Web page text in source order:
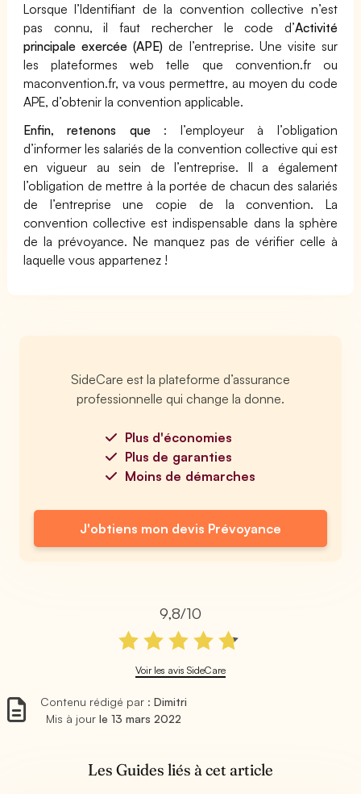
Lorsque l’Identifiant de la convention collective n’est
pas connu, il faut rechercher le code d’Activité
principale exercée (APE) de l’entreprise. Une visite sur
les plateformes web telle que convention.fr ou
maconvention.fr, va vous permettre, au moyen du code
APE, d’obtenir la convention applicable.
Enfin, retenons que : l’employeur à l’obligation
d’informer les salariés de la convention collective qui est
en vigueur au sein de l’entreprise. Il a également
l’obligation de mettre à la portée de chacun des salariés
de l’entreprise une copie de la convention. La
convention collective est indispensable dans la sphère
de la prévoyance. Ne manquez pas de vérifier celle à
laquelle vous appartenez !
SideCare est la plateforme d’assurance
professionnelle qui change la donne.
Plus d'économies
Plus de garanties
Moins de démarches
J'obtiens mon devis Prévoyance
9,8/10
Voir les avis SideCare
Contenu rédigé par :Dimitri
Mis à jourle 13 mars 2022
Les Guides liés à cet article